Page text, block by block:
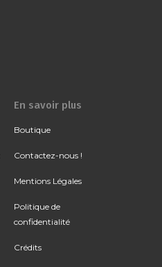
En savoir plus
Boutique
Contactez-nous !
Mentions Légales
Politique de
confidentialité
Crédits